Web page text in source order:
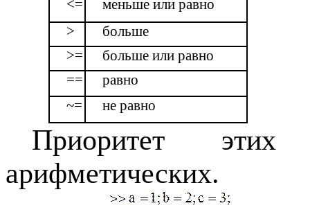
<=
меньше или равно
>
больше
>=
больше или равно
==
равно
~=
не равно
Приоритет
арифметических.